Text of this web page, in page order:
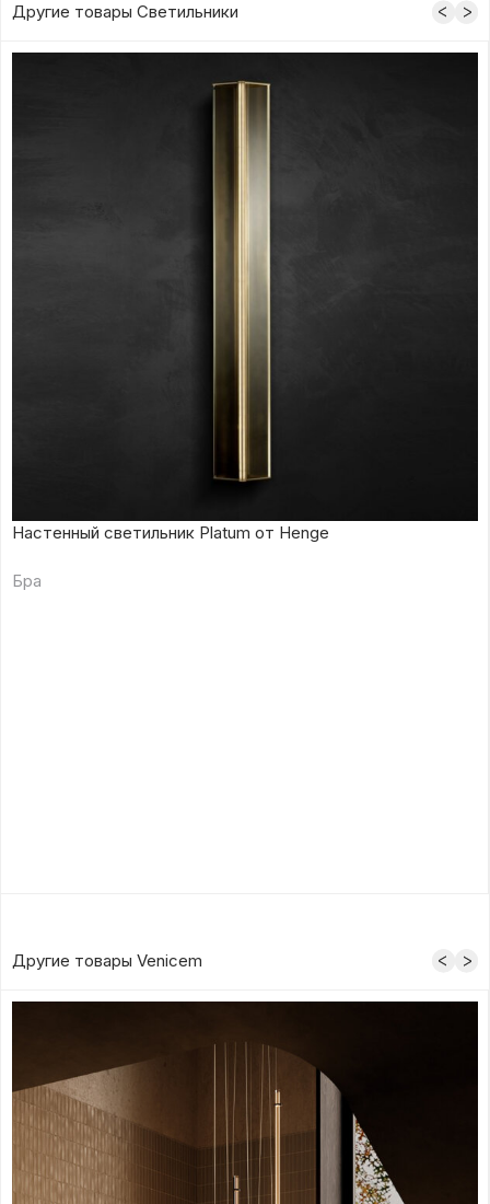
Другие товары Светильники
Настенный светильник Platum от Henge
Бра
Другие товары Venicem